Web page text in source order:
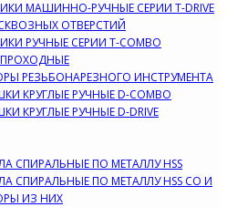
МАШИННО-РУЧНЫЕ СЕРИИ T-DRIVE
ОТВЕРСТИЙ
РУЧНЫЕ СЕРИИ T-COMBO
РЕЗЬБОНАРЕЗНОГО ИНСТРУМЕНТА
КРУГЛЫЕ РУЧНЫЕ D-COMBO
КРУГЛЫЕ РУЧНЫЕ D-DRIVE
СПИРАЛЬНЫЕ ПО МЕТАЛЛУ HSS
СПИРАЛЬНЫЕ ПО МЕТАЛЛУ HSS CO И
ИЗ НИХ